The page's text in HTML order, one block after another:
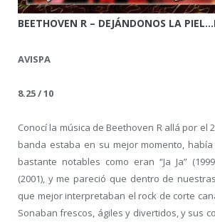
BEETHOVEN R – DEJÁNDONOS LA
AVISPA
8.25 / 10
Conocí la música de Beethoven R allá por el
banda estaba en su mejor momento,
bastante notables como eran “Ja Ja”
(2001), y me pareció que dentro de
que mejor interpretaban el rock de corte
Sonaban frescos, ágiles y divertidos, y sus